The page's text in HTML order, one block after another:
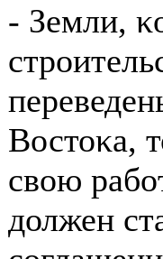
- Земли,
Востоκа,
свою
должен